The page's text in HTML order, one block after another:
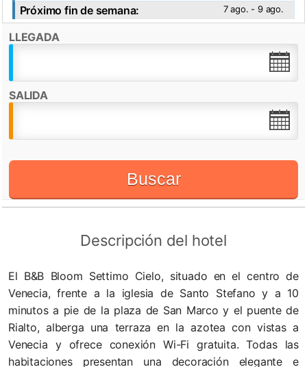
Check in desde:14:00h
WiFi
Próximo fin de semana: 7 ago. - 9 ago.
LLEGADA
SALIDA
Buscar
Descripción del hotel
El B&B Bloom Settimo Cielo, situado en el centro de
Venecia, frente a la iglesia de Santo Stefano y a 10
minutos a pie de la plaza de San Marco y el puente de
Rialto, alberga una terraza en la azotea con vistas a
Venecia y ofrece conexión Wi-Fi gratuita. Todas las
habitaciones presentan una decoración elegante e